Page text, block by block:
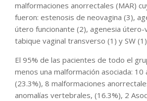
malformaciones anorrectales (MAR)
fueron: estenosis de neovagina (3),
útero funcionante (2), agenesia útero-
tabique vaginal transverso (1) y SW
El 95% de las pacientes de todo el
menos una malformación asociada: 10
(23.3%), 8 malformaciones
anomalías vertebrales, (16.3%), 2